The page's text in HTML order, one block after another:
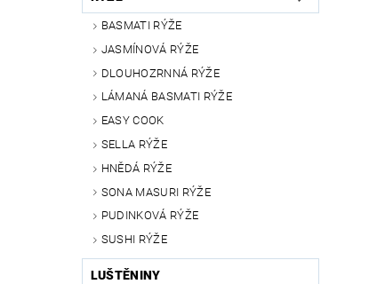
BASMATI RÝŽE
JASMÍNOVÁ RÝŽE
DLOUHOZRNNÁ RÝŽE
LÁMANÁ BASMATI RÝŽE
EASY COOK
SELLA RÝŽE
HNĚDÁ RÝŽE
SONA MASURI RÝŽE
PUDINKOVÁ RÝŽE
SUSHI RÝŽE
LUŠTĚNINY